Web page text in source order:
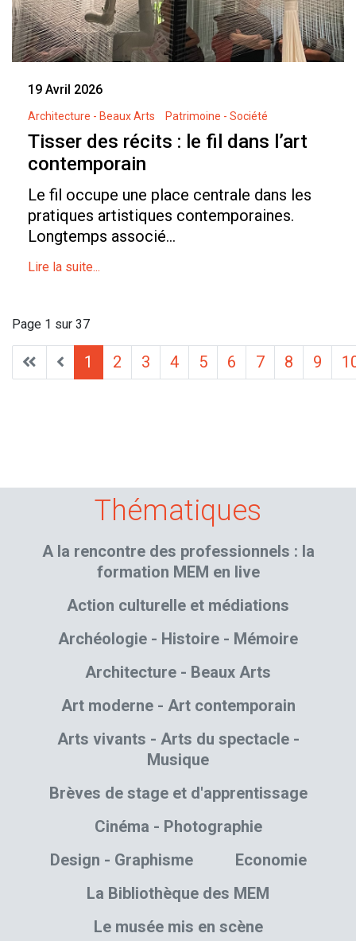
19 Avril 2026
Architecture - Beaux Arts Patrimoine - Société
Tisser des récits : le fil dans l’art
contemporain
Le fil occupe une place centrale dans les
pratiques artistiques contemporaines.
Longtemps associé...
Lire la suite...
Page 1 sur 37
1 2 3 4 5 6 7 8 9
Thématiques
A la rencontre des professionnels : la
formation MEM en live
Action culturelle et médiations
Archéologie - Histoire - Mémoire
Architecture - Beaux Arts
Art moderne - Art contemporain
Arts vivants - Arts du spectacle -
Musique
Brèves de stage et d'apprentissage
Cinéma - Photographie
Design - Graphisme
Economie
La Bibliothèque des MEM
Le musée mis en scène